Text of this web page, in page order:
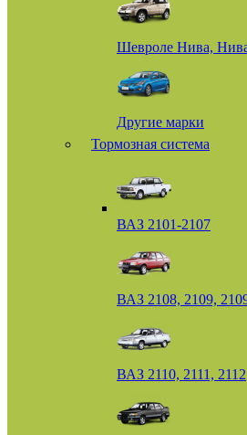
Шевроле Нива,
Другие марки
Тормозная система
ВАЗ 2101-2107
ВАЗ 2108, 2109,
ВАЗ 2110, 2111, 2112